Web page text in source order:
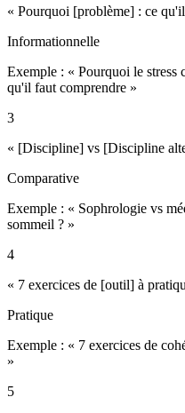
« Pourquoi [problème] : ce
Informationnelle
Exemple : « Pourquoi le stress
qu'il faut comprendre »
3
« [Discipline] vs [Discipline
Comparative
Exemple : « Sophrologie vs
sommeil ? »
4
« 7 exercices de [outil] à
Pratique
Exemple : « 7 exercices de
»
5